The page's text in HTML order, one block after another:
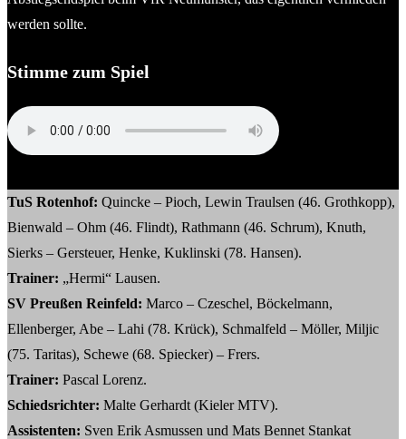
werden sollte.
Stimme zum Spiel
TuS Rotenhof: Quincke – Pioch, Lewin Traulsen (46. Grothkopp),
Bienwald – Ohm (46. Flindt), Rathmann (46. Schrum), Knuth,
Sierks – Gersteuer, Henke, Kuklinski (78. Hansen).
Trainer: „Hermi“ Lausen.
SV Preußen Reinfeld: Marco – Czeschel, Böckelmann,
Ellenberger, Abe – Lahi (78. Krück), Schmalfeld – Möller, Miljic
(75. Taritas), Schewe (68. Spiecker) – Frers.
Trainer: Pascal Lorenz.
Schiedsrichter: Malte Gerhardt (Kieler MTV).
Assistenten: Sven Erik Asmussen und Mats Bennet Stankat